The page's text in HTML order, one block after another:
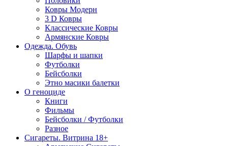
Ковры Модерн
3 D Ковры
Классические Ковры
Армянские Ковры
Одежда. Обувь
Шарфы и шапки
Футболки
Бейсболки
Этно масики балетки
О геноциде
Книги
Фильмы
Бейсболки / Футболки
Разное
Сигареты. Витрина 18+